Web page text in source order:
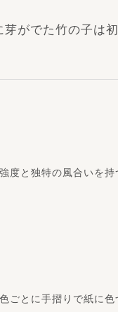
ごとに手摺りで紙に
度と独特の風合いを
がでた竹の子